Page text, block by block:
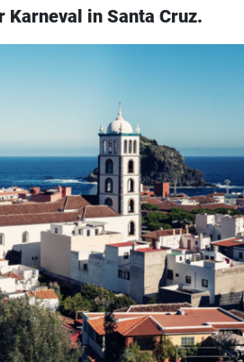
in Santa Cruz.